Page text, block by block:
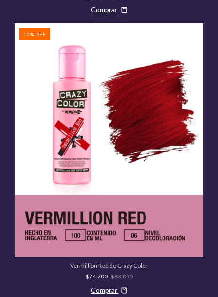
Comprar
10% OFF
Vermillion Red de Crazy Color
$74.700 $83.000
Comprar